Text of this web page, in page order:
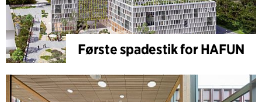
Første spadestik for HAFUN